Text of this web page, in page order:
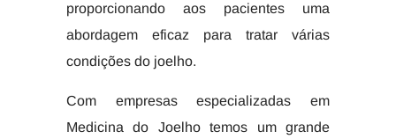
proporcionando aos pacientes uma
abordagem eficaz para tratar várias
condições do joelho.
Com empresas especializadas em
Medicina do Joelho temos um grande